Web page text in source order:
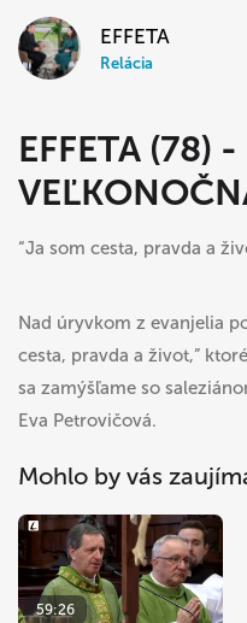
EFFETA
Relácia
EFFETA (78) -
“Ja som cesta, pravda a
Nad úryvkom z evanjelia
cesta, pravda a život,”
sa zamýšľame so
Eva Petrovičová.
Mohlo by vás
59:26